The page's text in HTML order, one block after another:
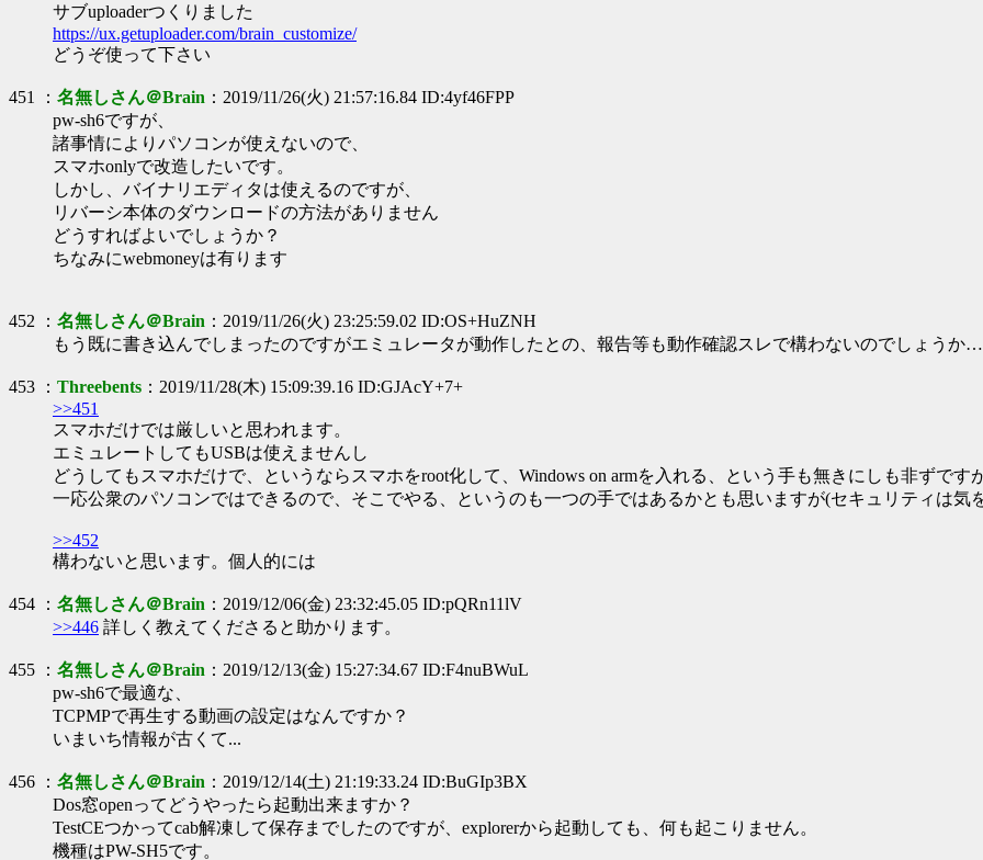
サブuploaderつくりました
https://ux.getuploader.com/brain_customize/
どうぞ使って下さい
451 ： 名無しさん＠Brain ：2019/11/26(火) 21:57:16.84 ID:4yf46FPP
pw-sh6ですが、
諸事情によりパソコンが使えないので、
スマホonlyで改造したいです。
しかし、バイナリエディタは使えるのですが、
リバーシ本体のダウンロードの方法がありません
どうすればよいでしょうか？
ちなみにwebmoneyは有ります
452 ： 名無しさん＠Brain ：2019/11/26(火) 23:25:59.02 ID:OS+HuZNH
もう既に書き込んでしまったのですがエミュレータが動作したとの、報告等も動作確認スレで構わないのでしょう
453 ： Threebents ：2019/11/28(木) 15:09:39.16 ID:GJAcY+7+
>>451
スマホだけでは厳しいと思われます。
エミュレートしてもUSBは使えませんし
どうしてもスマホだけで、というならスマホをroot化して、Windows on armを入れる、という手も無きにしも非ずです
一応公衆のパソコンではできるので、そこでやる、というのも一つの手ではあるかとも思いますが(セキュリティは気
>>452
構わないと思います。個人的には
454 ： 名無しさん＠Brain ：2019/12/06(金) 23:32:45.05 ID:pQRn11lV
>>446 詳しく教えてくださると助かります。
455 ： 名無しさん＠Brain ：2019/12/13(金) 15:27:34.67 ID:F4nuBWuL
pw-sh6で最適な、
TCPMPで再生する動画の設定はなんですか？
いまいち情報が古くて...
456 ： 名無しさん＠Brain ：2019/12/14(土) 21:19:33.24 ID:BuGIp3BX
Dos窓openってどうやったら起動出来ますか？
TestCEつかってcab解凍して保存までしたのですが、explorerから起動しても、何も起こりません。
機種はPW-SH5です。